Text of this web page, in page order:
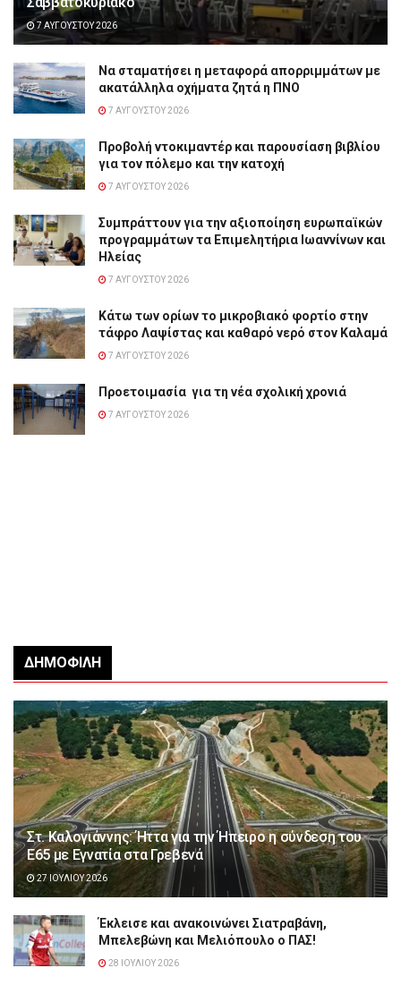
7 ΑΥΓΟΎΣΤΟΥ 2026
Να σταματήσει η μεταφορά απορριμμάτων με
ακατάλληλα οχήματα ζητά η ΠΝΟ
7 ΑΥΓΟΎΣΤΟΥ 2026
Προβολή ντοκιμαντέρ και παρουσίαση βιβλίου
για τον πόλεμο και την κατοχή
7 ΑΥΓΟΎΣΤΟΥ 2026
Συμπράττουν για την αξιοποίηση ευρωπαϊκών
προγραμμάτων τα Επιμελητήρια Ιωαννίνων και
Ηλείας
7 ΑΥΓΟΎΣΤΟΥ 2026
Κάτω των ορίων το μικροβιακό φορτίο στην
τάφρο Λαψίστας και καθαρό νερό στον Καλαμά
7 ΑΥΓΟΎΣΤΟΥ 2026
Προετοιμασία για τη νέα σχολική χρονιά
7 ΑΥΓΟΎΣΤΟΥ 2026
ΔΗΜΟΦΙΛΉ
Στ. Καλογιάννης: Ήττα για την Ήπειρο η σύνδεση του
Ε65 με Εγνατία στα Γρεβενά
27 ΙΟΥΛΊΟΥ 2026
Έκλεισε και ανακοινώνει Σιατραβάνη,
Μπελεβώνη και Μελιόπουλο ο ΠΑΣ!
28 ΙΟΥΛΊΟΥ 2026